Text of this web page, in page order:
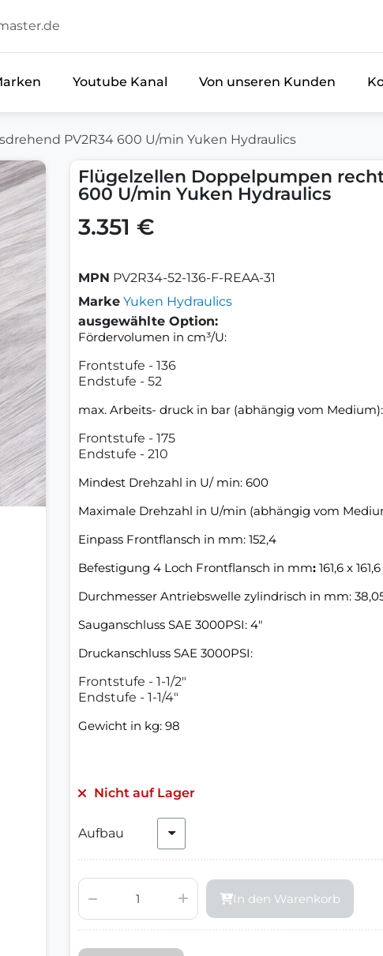
Youtube Kanal Von unseren Kunden
PV2R34 600 U/min Yuken Hydraulics
Flügelzellen Doppelpumpen
600 U/min Yuken Hydraulics
3.351 €
MPN PV2R34-52-136-F-REAA-31
Marke Yuken Hydraulics
ausgewählte Option:
Fördervolumen in cm³/U:
Frontstufe - 136
Endstufe - 52
max. Arbeits- druck in bar (abhängig vom Medium):
Frontstufe - 175
Endstufe - 210
Mindest Drehzahl in U/ min: 600
Maximale Drehzahl in U/min (abhängig vom
Einpass Frontflansch in mm: 152,4
Befestigung 4 Loch Frontflansch in mm: 161,6 x 161,6
Durchmesser Antriebswelle zylindrisch in mm: 38,05
Sauganschluss SAE 3000PSI: 4"
Druckanschluss SAE 3000PSI:
Frontstufe - 1-1/2"
Endstufe - 1-1/4"
Gewicht in kg: 98
Nicht auf Lager
Aufbau
In den Warenkorb